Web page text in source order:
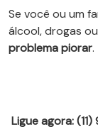
Se você ou um
álcool, drogas
problema piorar.
Ligue agora: